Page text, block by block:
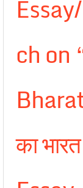
ch on
का